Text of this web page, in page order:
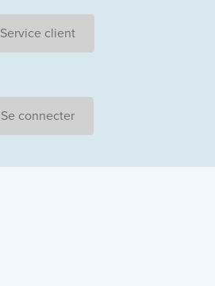
Service client
Se connecter